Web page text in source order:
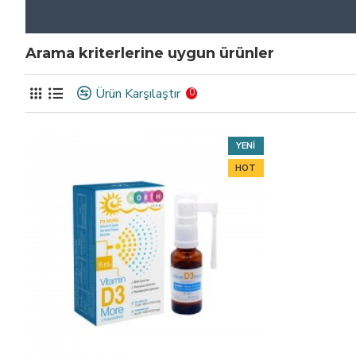
Arama kriterlerine uygun ürünler
Ürün Karşılaştır 0
YENI
HOT